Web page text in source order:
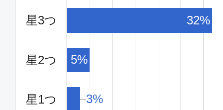
ANA992
エコノミー
星3つ
星2つ
星1つ
32%
5%
3%
3%